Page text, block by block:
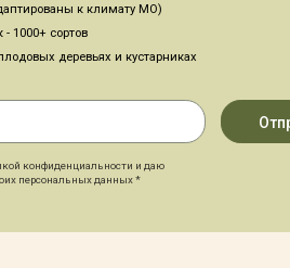
к климату МО)
1000+ сортов
деревьях и кустарниках
конфиденциальности и даю
персональных данных *